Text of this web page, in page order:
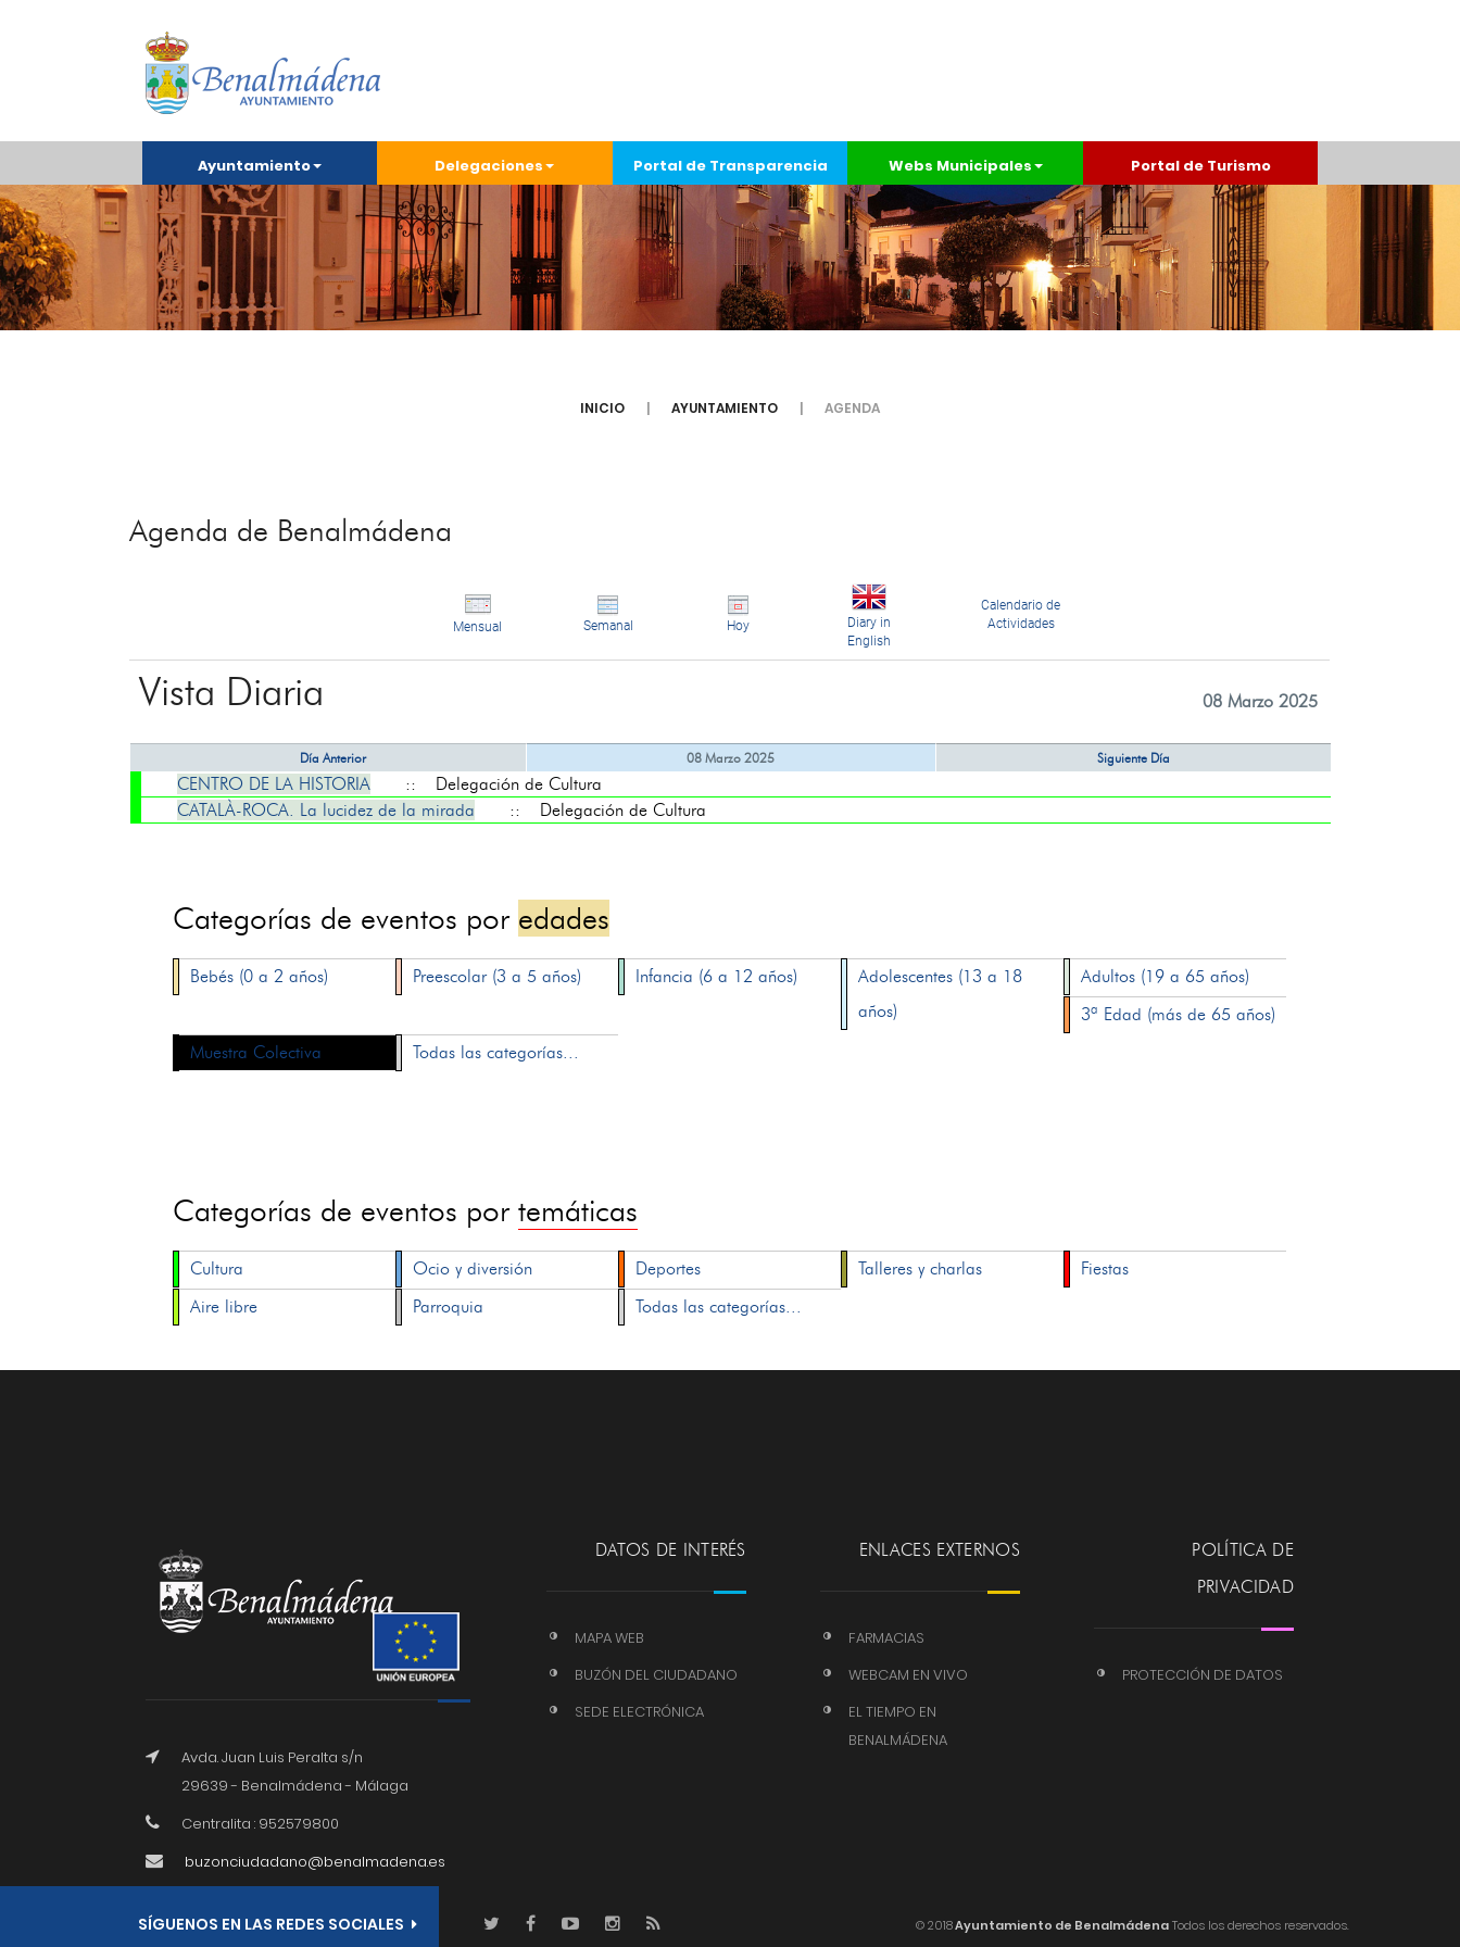
Ayuntamiento Delegaciones Portal de Transparencia Webs Municipales Portal de Turismo
INICIO AYUNTAMIENTO AGENDA
Agenda de Benalmádena
Mensual Semanal Hoy
Diary in
English
Calendario de
Actividades
Vista Diaria 08 Marzo 2025
Día Anterior 08 Marzo 2025 Siguiente Día
CENTRO DE LA HISTORIA
:: Delegación de Cultura
CATALÀ-ROCA. La lucidez de la mirada
:: Delegación de Cultura
Categorías de eventos por edades
Bebés (0 a 2 años) Preescolar (3 a 5 años) Infancia (6 a 12 años)
Adolescentes (13 a 18
años)
Adultos (19 a 65 años)
3ª Edad (más de 65 años)
Muestra Colectiva
Todas las categorías...
Categorías de eventos portemáticas
Cultura Ocio y diversión Deportes Talleres y charlas
Fiestas
Aire libre
Parroquia Todas las categorías...
Avda. Juan Luis Peralta s/n
29639 - Benalmádena - Málaga
Centralita : 952579800
buzonciudadano@benalmadena.es
DATOS DE INTERÉS
MAPA WEB
BUZÓN DEL CIUDADANO
SEDE ELECTRÓNICA
ENLACES EXTERNOS
FARMACIAS
WEBCAM EN VIVO
EL TIEMPO EN
BENALMÁDENA
POLÍTICA DE
PRIVACIDAD
PROTECCIÓN DE DATOS
SÍGUENOS EN LAS REDES SOCIALES © 2018Ayuntamiento de BenalmádenaTodos los derechos reservados.